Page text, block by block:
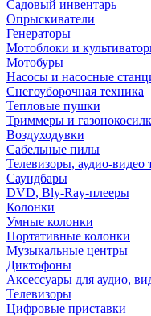
Садовый инвентарь
Опрыскиватели
Генераторы
Мотоблоки и
Мотобуры
Насосы и насосные
Снегоуборочная техника
Тепловые пушки
Триммеры и
Воздуходувки
Сабельные пилы
Телевизоры, аудио-видео
Саундбары
DVD, Bly-Ray-плееры
Колонки
Умные колонки
Портативные колонки
Музыкальные центры
Диктофоны
Аксессуары для аудио,
Телевизоры
Цифровые приставки